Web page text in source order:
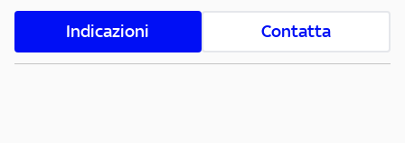
Indicazioni Contatta